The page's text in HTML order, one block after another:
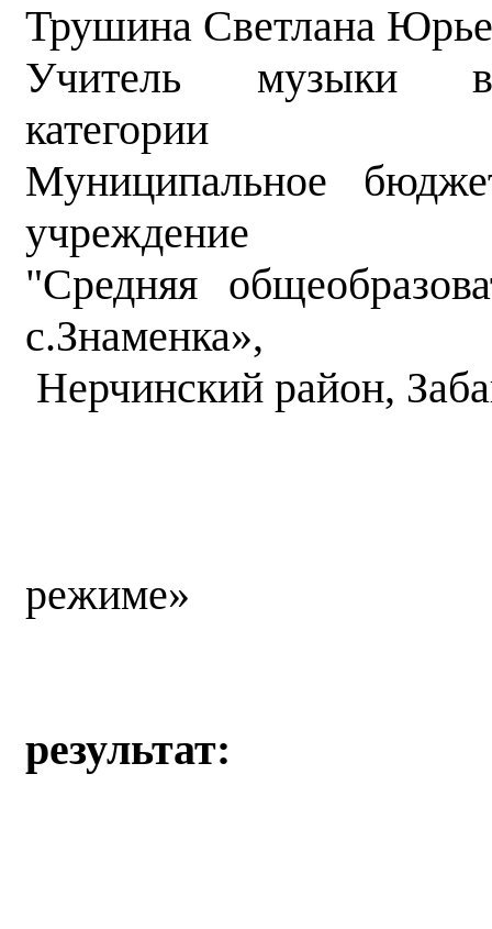
Трушина Светлана
Учитель музыки
категории
Муниципальное
учреждение
"Средняя
с.Знаменка»,
Нерчинский район,
режиме»
результат: